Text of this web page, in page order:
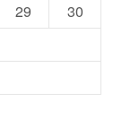
29
30